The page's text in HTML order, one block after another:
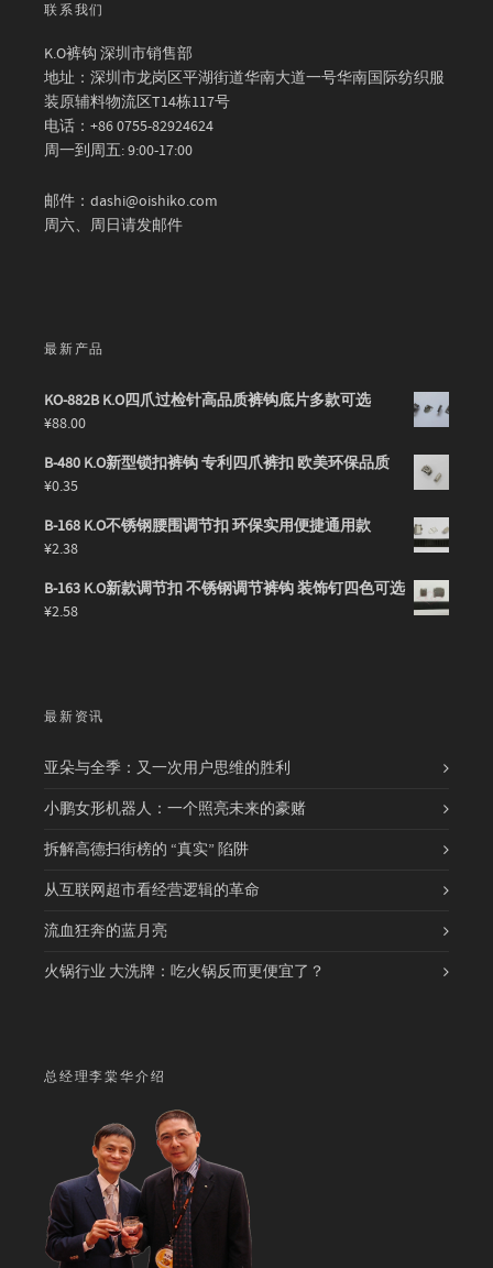
联系我们
K.O裤钩 深圳市销售部
地址：深圳市龙岗区平湖街道华南大道一号华南国际纺织服
装原辅料物流区T14栋117号
电话：+86 0755-82924624
周一到周五: 9:00-17:00
邮件：dashi@oishiko.com
周六、周日请发邮件
最新产品
KO-882B K.O四爪过检针高品质裤钩底片多款可选
¥88.00
B-480 K.O新型锁扣裤钩 专利四爪裤扣 欧美环保品质
¥0.35
B-168 K.O不锈钢腰围调节扣 环保实用便捷通用款
¥2.38
B-163 K.O新款调节扣 不锈钢调节裤钩 装饰钉四色可选
¥2.58
最新资讯
亚朵与全季：又一次用户思维的胜利
小鹏女形机器人：一个照亮未来的豪赌
拆解高德扫街榜的 “真实” 陷阱
从互联网超市看经营逻辑的革命
流血狂奔的蓝月亮
火锅行业 大洗牌：吃火锅反而更便宜了？
总经理李棠华介绍